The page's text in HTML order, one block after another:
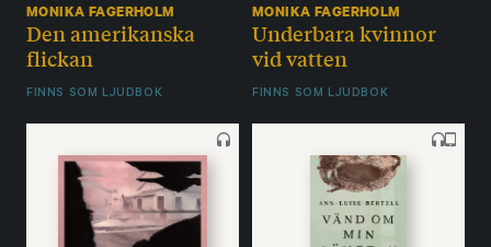
MONIKA FAGERHOLM
Den amerikanska
flickan
FINNS SOM LJUDBOK
MONIKA FAGERHOLM
Underbara kvinnor
vid vatten
FINNS SOM LJUDBOK